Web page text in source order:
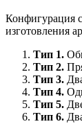
Конфигурация
изготовления
Тип 1.
Тип 2.
Тип 3.
Тип 4.
Тип 5.
Тип 6.